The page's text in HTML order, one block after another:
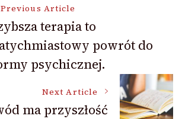
Previous Article
terapia to
powrót do
psychicznej.
Next Article
ma przyszłość